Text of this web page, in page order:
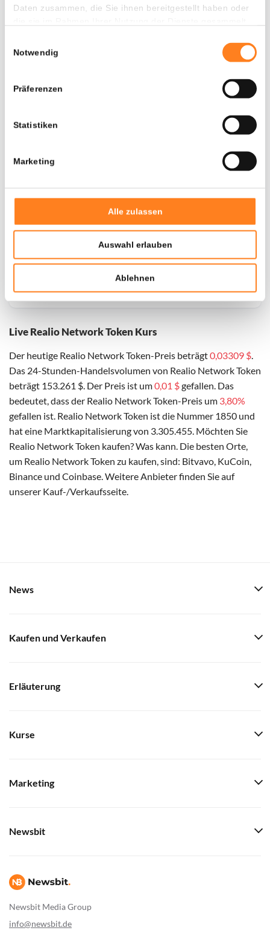
Daten zusammen, die Sie ihnen bereitgestellt haben oder
Notwendig
Präferenzen
Statistiken
Marketing
Alle zulassen
Auswahl erlauben
Ablehnen
Live Realio Network Token Kurs
Der heutige Realio Network Token-Preis beträgt0,03309 $.
Das 24-Stunden-Handelsvolumen von Realio Network Token
beträgt 153.261 $. Der Preis ist um0,01 $gefallen. Das
bedeutet, dass der Realio Network Token-Preis um 3,80%
gefallen ist. Realio Network Token ist die Nummer 1850 und
hat eine Marktkapitalisierung von 3.305.455. Möchten Sie
Realio Network Token kaufen? Was kann. Die besten Orte,
um Realio Network Token zu kaufen, sind: Bitvavo, KuCoin,
Binance und Coinbase. Weitere Anbieter finden Sie auf
unserer Kauf-/Verkaufsseite.
$
Newsbit Media Group
info@newsbit.de
News
Kaufen und Verkaufen
Erläuterung
Kurse
Marketing
Newsbit